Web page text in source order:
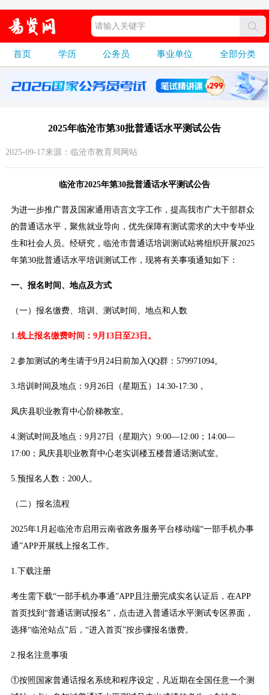
首页 学历 公务员 事业单位 全部分类
2025年临沧市第30批普通话水平测试公告
2025-09-17来源：临沧市教育局网站
临沧市2025年第30批普通话水平测试公告
为进一步推广普及国家通用语言文字工作，提高我市广大干部群众
的普通话水平，聚焦就业导向，优先保障有测试需求的大中专毕业
生和社会人员。经研究，临沧市普通话培训测试站将组织开展2025
年第30批普通话水平培训测试工作，现将有关事项通知如下：
一、报名时间、地点及方式
（一）报名缴费、培训、测试时间、地点和人数
1.线上报名缴费时间：9月13日至23日。
2.参加测试的考生请于9月24日前加入QQ群：579971094。
3.培训时间及地点：9月26日（星期五）14:30-17:30，
凤庆县职业教育中心阶梯教室。
4.测试时间及地点：9月27日（星期六）9:00—12:00；14:00—
17:00；凤庆县职业教育中心老实训楼五楼普通话测试室。
5.预报名人数：200人。
（二）报名流程
2025年1月起临沧市启用云南省政务服务平台移动端“一部手机办事
通”APP开展线上报名工作。
1.下载注册
考生需下载“一部手机办事通”APP且注册完成实名认证后，在APP
首页找到“普通话测试报名”，点击进入普通话水平测试专区界面，
选择“临沧站点”后，“进入首页”按步骤报名缴费。
2.报名注意事项
①按照国家普通话报名系统和程序设定，凡近期在全国任意一个测